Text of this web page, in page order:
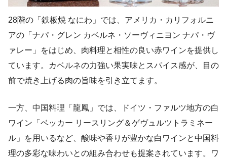
28階の「鉄板焼 なにわ」では、アメリカ・カリフォルニ
アの「ナパ・グレン カベルネ・ソーヴィニヨン ナパ・ヴ
ァレー」をはじめ、肉料理と相性の良い赤ワインを提供し
ています。カベルネの力強い果実味とスパイス感が、目の
前で焼き上げる肉の旨味を引き立てます。
一方、中国料理「龍鳳」では、ドイツ・ファルツ地方の白
ワイン「ベッカー リースリング＆ゲヴュルツトラミネー
ル」を用いるなど、酸味や香りが豊かな白ワインと中国料
理の多彩な味わいとの組み合わせも提案されています。ワ